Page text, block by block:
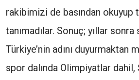
rakibimizi de basından okuyup
tanımadılar. Sonuç; yıllar sonra
Türkiye’nin adını duyurmaktan
spor dalında Olimpiyatlar